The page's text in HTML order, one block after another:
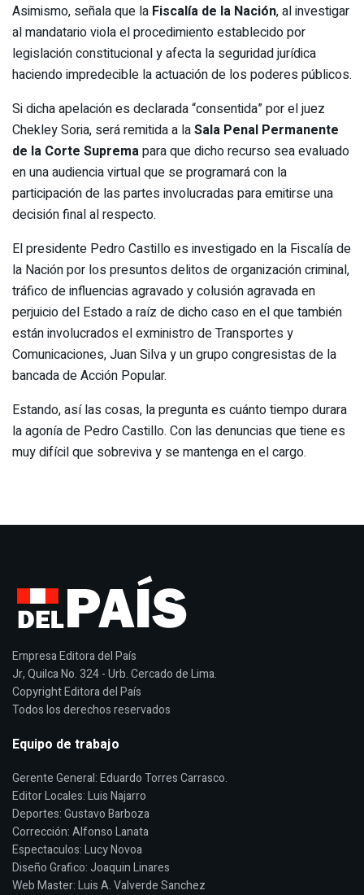
Asimismo, señala que la Fiscalía de la Nación, al investigar
al mandatario viola el procedimiento establecido por
legislación constitucional y afecta la seguridad jurídica
haciendo impredecible la actuación de los poderes públicos.
Si dicha apelación es declarada “consentida” por el juez
Chekley Soria, será remitida a laSala Penal Permanente
de la Corte Supremapara que dicho recurso sea evaluado
en una audiencia virtual que se programará con la
participación de las partes involucradas para emitirse una
decisión final al respecto.
El presidente Pedro Castillo es investigado en la Fiscalía de
la Nación por los presuntos delitos de organización criminal,
tráfico de influencias agravado y colusión agravada en
perjuicio del Estado a raíz de dicho caso en el que también
están involucrados el exministro de Transportes y
Comunicaciones, Juan Silva y un grupo congresistas de la
bancada de Acción Popular.
Estando, así las cosas, la pregunta es cuánto tiempo durara
la agonía de Pedro Castillo. Con las denuncias que tiene es
muy difícil que sobreviva y se mantenga en el cargo.
Empresa Editora del País
Jr, Quilca No. 324 - Urb. Cercado de Lima.
Copyright Editora del País
Todos los derechos reservados
Equipo de trabajo
Gerente General: Eduardo Torres Carrasco.
Editor Locales: Luis Najarro
Deportes: Gustavo Barboza
Corrección: Alfonso Lanata
Espectaculos: Lucy Novoa
Diseño Grafico: Joaquin Linares
Web Master: Luis A. Valverde Sanchez